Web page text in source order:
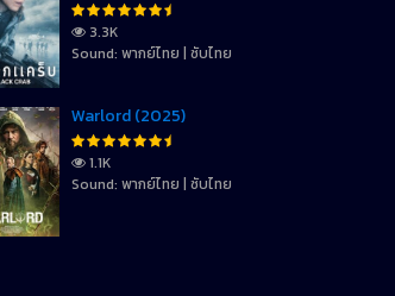
3.3K
Sound: พากย์ไทย | ซับไทย
Warlord (2025)
1.1K
Sound: พากย์ไทย | ซับไทย